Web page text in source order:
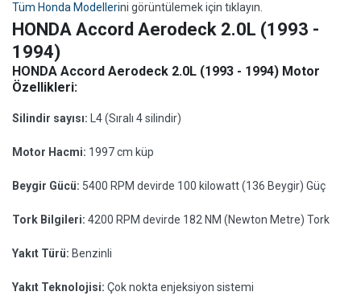
Tüm Honda Modellerini görüntülemek için tıklayın.
HONDA Accord Aerodeck 2.0L (1993 -
1994)
HONDA Accord Aerodeck 2.0L (1993 - 1994) Motor
Özellikleri:
Silindir sayısı: L4 (Sıralı 4 silindir)
Motor Hacmi: 1997 cm küp
Beygir Gücü: 5400 RPM devirde 100 kilowatt (136 Beygir) Güç
Tork Bilgileri: 4200 RPM devirde 182 NM (Newton Metre) Tork
Yakıt Türü: Benzinli
Yakıt Teknolojisi: Çok nokta enjeksiyon sistemi